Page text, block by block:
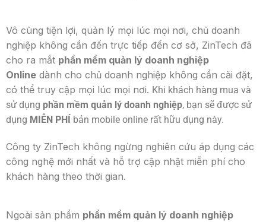
Vô cùng tiện lợi, quản lý mọi lúc mọi nơi, chủ doanh
nghiệp không cần đến trực tiếp đến cơ sở, ZinTech đã
cho ra mắt phần mềm quản lý doanh nghiệp
Online dành cho chủ doanh nghiệp không cần cài đặt,
có thể truy cập mọi lúc mọi nơi. Khi khách hàng mua và
sử dụng phần mềm quản lý doanh nghiệp, bạn sẽ được sử
dụng MIỄN PHÍ bản mobile online rất hữu dụng này.
Công ty ZinTech không ngừng nghiên cứu áp dụng các
công nghệ mới nhất và hỗ trợ cập nhật miễn phí cho
khách hàng theo thời gian.
Ngoài sản phẩm phần mềm quản lý doanh nghiệp